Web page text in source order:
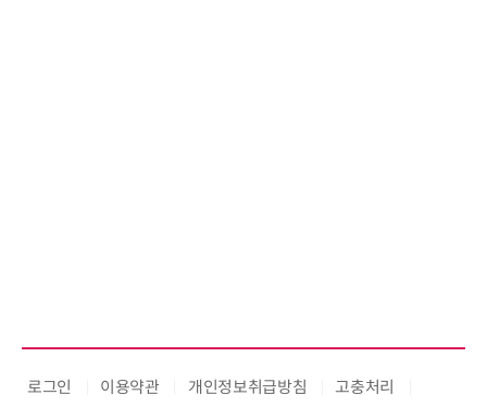
로그인 이용약관 개인정보취급방침
고충처리